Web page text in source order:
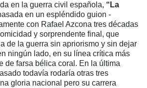
en la guerra civil española, “La
en un espléndido guion -
con Rafael Azcona tres décadas
y sorprendente final, que
de la guerra sin apriorismo y sin dejar
ningún lado, en su línea crítica más
de farsa bélica coral. En la última
todavía rodaría otras tres
gloria nacional pero su carrera